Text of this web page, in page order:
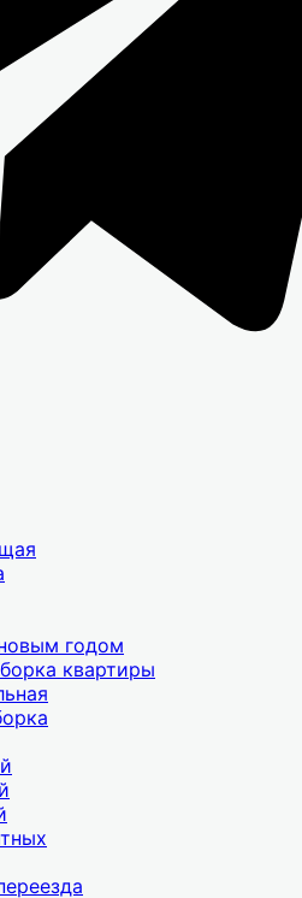
годом
квартиры